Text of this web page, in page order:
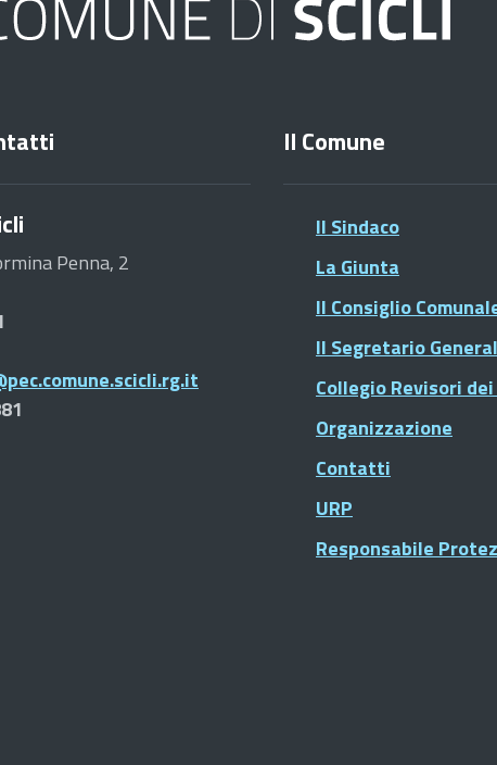
Penna, 2
Il Comune
Il Sindaco
La Giunta
Il Consiglio
Il Segretario
Collegio Revisori
Organizzazione
Contatti
URP
Responsabile